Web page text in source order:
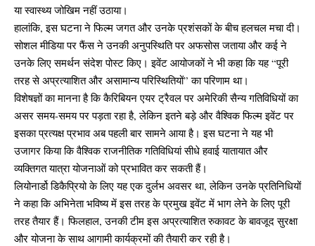
या स्वास्थ्य जोखिम नहीं उठाया।
हालांकि, इस घटना ने फिल्म जगत और उनके प्रशंसकों के बीच हलचल मचा दी।
सोशल मीडिया पर फैंस ने उनकी अनुपस्थिति पर अफसोस जताया और कई ने
उनके लिए समर्थन संदेश पोस्ट किए। इवेंट आयोजकों ने भी कहा कि यह “पूरी
तरह से अप्रत्याशित और असामान्य परिस्थितियों” का परिणाम था।
विशेषज्ञों का मानना है कि कैरिबियन एयर ट्रैवल पर अमेरिकी सैन्य गतिविधियों का
असर समय-समय पर पड़ता रहा है, लेकिन इतने बड़े और वैश्विक फिल्म इवेंट पर
इसका प्रत्यक्ष प्रभाव अब पहली बार सामने आया है। इस घटना ने यह भी
उजागर किया कि वैश्विक राजनीतिक गतिविधियां सीधे हवाई यातायात और
व्यक्तिगत यात्रा योजनाओं को प्रभावित कर सकती हैं।
लियोनार्डो डिकैप्रियो के लिए यह एक दुर्लभ अवसर था, लेकिन उनके प्रतिनिधियों
ने कहा कि अभिनेता भविष्य में इस तरह के प्रमुख इवेंट में भाग लेने के लिए पूरी
तरह तैयार हैं। फिलहाल, उनकी टीम इस अप्रत्याशित रुकावट के बावजूद सुरक्षा
और योजना के साथ आगामी कार्यक्रमों की तैयारी कर रही है।